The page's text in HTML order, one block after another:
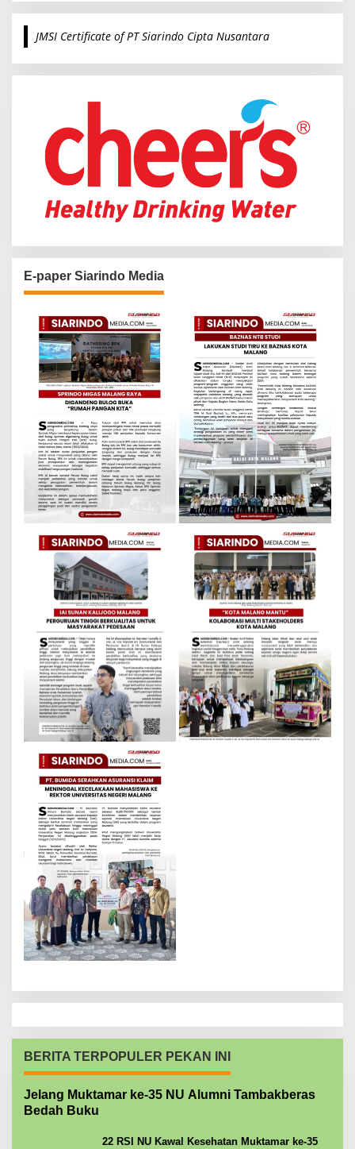
r
c
o
JMSI Certificate of PT Siarindo Cipta Nusantara
E-paper Siarindo Media
BERITA TERPOPULER PEKAN INI
Jelang Muktamar ke-35 NU Alumni Tambakberas
Bedah Buku
22 RSI NU Kawal Kesehatan Muktamar ke-35